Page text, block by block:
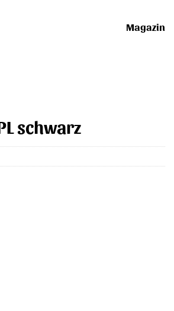
Magazin
schwarz